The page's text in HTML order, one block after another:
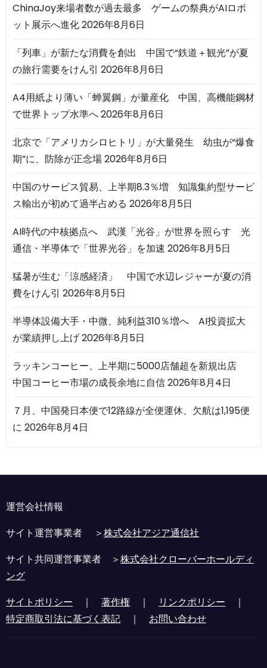
ChinaJoy来場者数が過去最多 ゲームの祭典がAIロボ
ット展示へ進化2026年8月6日
「列車」が新たな消費を創出 中国で“鉄道＋観光”が夏
の旅行需要をけん引 2026年8月6日
A4用紙より薄い「蝉翼鋼」が量産化 中国、高機能鋼材
で世界トップ水準へ2026年8月6日
北京で「アメリカシロヒトリ」が大量発生 幼虫が“爆食
期”に、防除が正念場2026年8月6日
中国のサービス貿易、上半期8.3％増 知識集約型サービ
ス輸出が初めて過半占める 2026年8月5日
AI時代の中核拠点へ 武漢「光谷」が世界を照らす 光
通信・半導体で「世界光谷」を加速 2026年8月5日
猛暑が生む「涼感経済」 中国で水辺レジャーが夏の消
費をけん引 2026年8月5日
半導体設備大手・中微、純利益310％増へ AI投資拡大
が業績押し上げ2026年8月5日
ラッキンコーヒー、上半期に5000店舗超を新規出店
中国コーヒー市場の成長余地に自信2026年8月4日
７月、中国発日本便で12路線が全便運休、欠航は1,195便
に 2026年8月4日
運営会社情報
サイト運営事業者 ＞株式会社アジア通信社
サイト共同運営事業者 ＞株式会社クローバーホールディ
ング
サイトポリシー ｜ 著作権 ｜ リンクポリシー ｜
特定商取引法に基づく表記 ｜ お問い合わせ